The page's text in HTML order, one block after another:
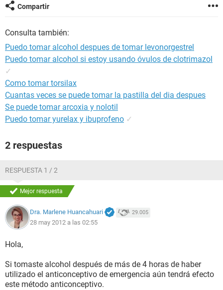
GLOSARIO
Compartir
Consulta también:
Puedo tomar alcohol despues de tomar levonorgestrel
Puedo tomar alcohol si estoy usando óvulos de clotrimazol
✓
Como tomar torsilax
Cuantas veces se puede tomar la pastilla del dia despues
Se puede tomar arcoxia y nolotil
Puedo tomar yurelax y ibuprofeno ✓
2 respuestas
RESPUESTA 1 / 2
Mejor respuesta
Dra. Marlene Huancahuari 29.005
28 may 2012 a las 02:55
Hola,
Si tomaste alcohol después de más de 4 horas de haber
utilizado el anticonceptivo de emergencia aún tendrá efecto
este método anticonceptivo.